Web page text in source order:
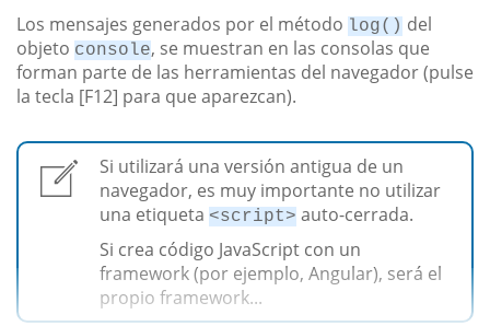
Los mensajes generados por el método log() del
objeto console, se muestran en las consolas que
forman parte de las herramientas del navegador (pulse
la tecla [F12] para que aparezcan).
Si utilizará una versión antigua de un
navegador, es muy importante no utilizar
una etiqueta <script> auto-cerrada.
Si crea código JavaScript con un
framework (por ejemplo, Angular), será el
propio framework...